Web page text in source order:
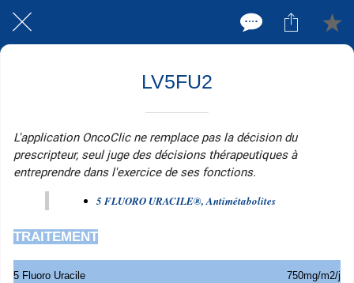
LV5FU2
L'application OncoClic ne remplace pas la décision du
prescripteur, seul juge des décisions thérapeutiques à
entreprendre dans l'exercice de ses fonctions.
5 FLUORO URACILE®, Antimétabolites
TRAITEMENT
5 Fluoro Uracile 750mg/m2/j